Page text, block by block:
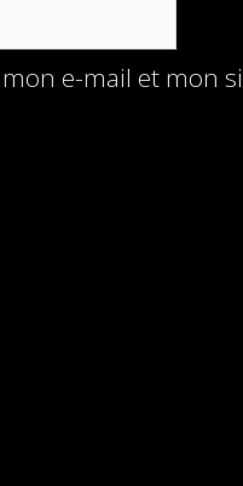
e-mail et mon